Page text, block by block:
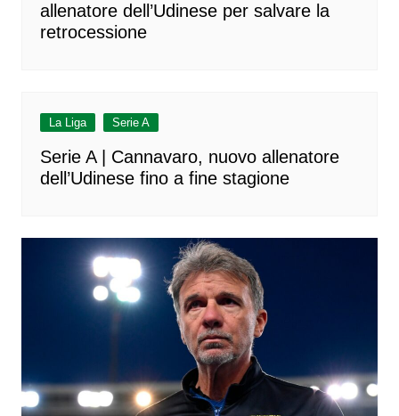
allenatore dell’Udinese per salvare la
retrocessione
La Liga Serie A
Serie A | Cannavaro, nuovo allenatore
dell’Udinese fino a fine stagione